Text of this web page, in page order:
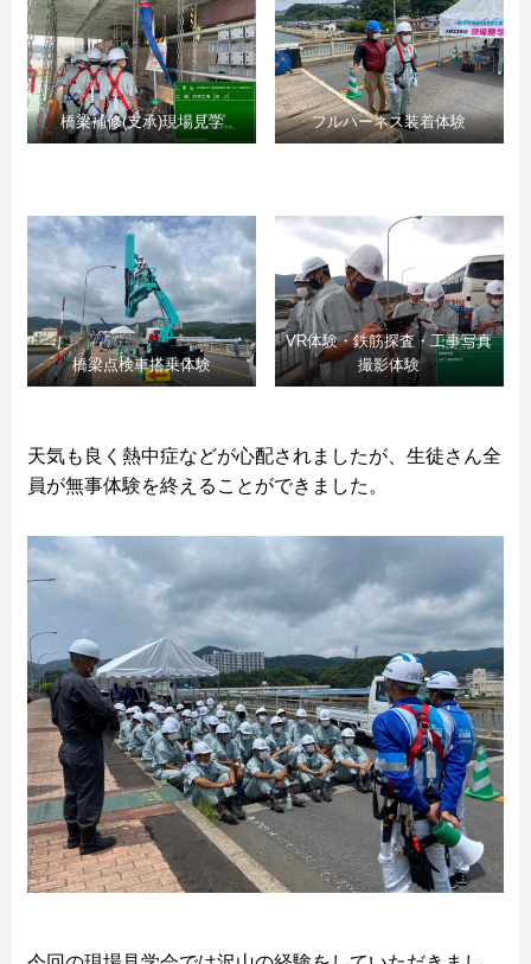
橋梁補修(支承)現場見学 フルハーネス装着体験
橋梁点検車搭乗体験
VR体験・鉄筋探査・工事写真
撮影体験
天気も良く熱中症などが心配されましたが、生徒さん全
員が無事体験を終えることができました。